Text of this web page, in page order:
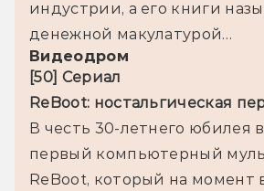
индустрии, а его книги
денежной макулатурой…
Видеодром
В честь 30-летнего юбилея
первый компьютерный
ReBoot, который на момент